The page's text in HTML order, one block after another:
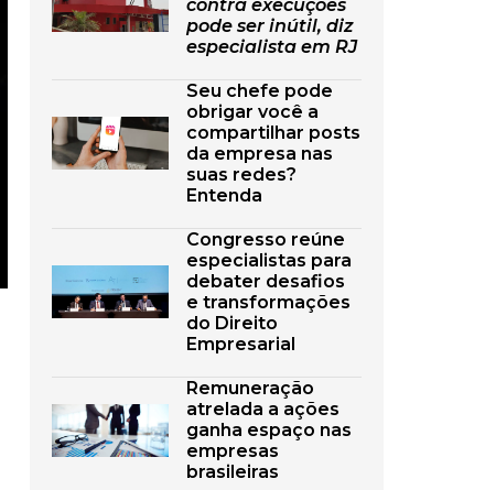
contra execuções
pode ser inútil, diz
especialista em RJ
Seu chefe pode
obrigar você a
compartilhar posts
da empresa nas
suas redes?
Entenda
Congresso reúne
especialistas para
debater desafios
e transformações
do Direito
Empresarial
Remuneração
atrelada a ações
ganha espaço nas
empresas
brasileiras